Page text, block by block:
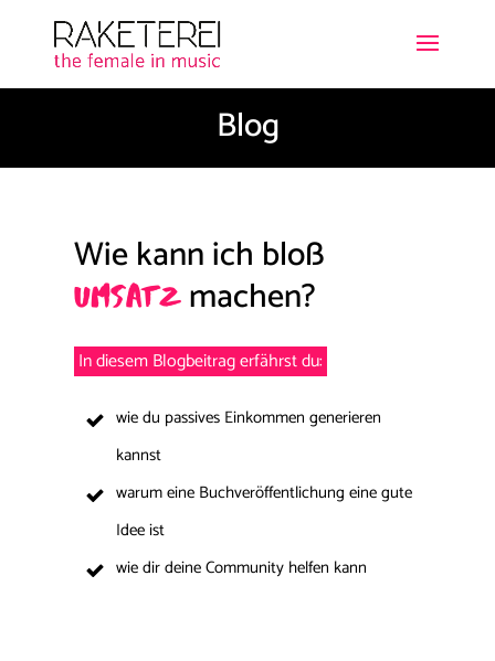
Blog
Wie kann ich bloß
Umsatzmachen?
In diesem Blogbeitrag erfährst du:
wie du passives Einkommen generieren
kannst
warum eine Buchveröffentlichung eine gute
Idee ist
wie dir deine Community helfen kann